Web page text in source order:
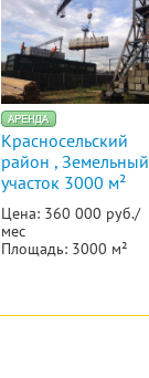
Красносельский
район , Земельный
участок 3000 м²
Цена: 360 000 руб./
мес
Площадь: 3000 м²